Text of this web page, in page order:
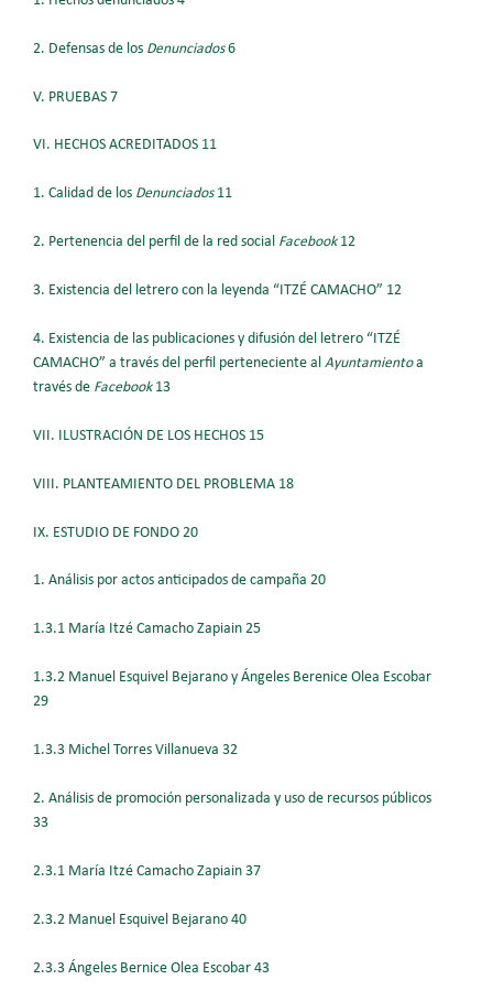
2. Defensas de los Denunciados6
V. PRUEBAS 7
VI. HECHOS ACREDITADOS 11
1. Calidad de los Denunciados11
2. Pertenencia del perfil de la red social Facebook12
3. Existencia del letrero con la leyenda “ITZÉ CAMACHO” 12
4. Existencia de las publicaciones y difusión del letrero “ITZÉ
CAMACHO” a través del perfil perteneciente al Ayuntamientoa
través de Facebook13
VII. ILUSTRACIÓN DE LOS HECHOS 15
VIII. PLANTEAMIENTO DEL PROBLEMA 18
IX. ESTUDIO DE FONDO 20
1. Análisis por actos anticipados de campaña 20
1.3.1 María Itzé Camacho Zapiain 25
1.3.2 Manuel Esquivel Bejarano y Ángeles Berenice Olea Escobar
29
1.3.3 Michel Torres Villanueva 32
2. Análisis de promoción personalizada y uso de recursos públicos
33
2.3.1 María Itzé Camacho Zapiain 37
2.3.2 Manuel Esquivel Bejarano 40
2.3.3 Ángeles Bernice Olea Escobar 43